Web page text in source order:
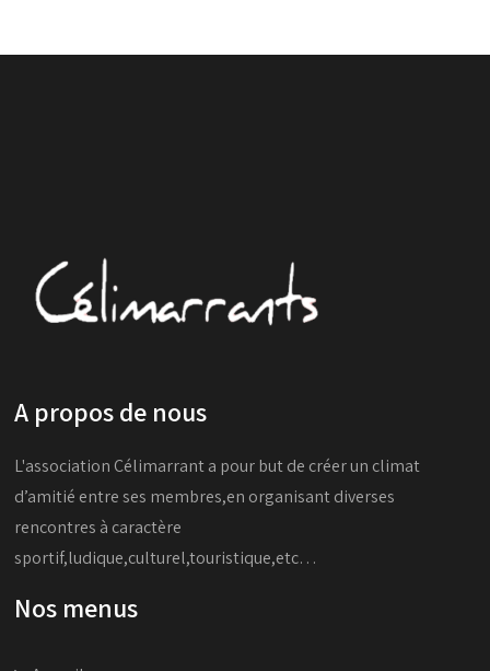
A propos de nous
L'association Célimarrant a pour but de créer un climat
d’amitié entre ses membres,en organisant diverses
rencontres à caractère
sportif,ludique,culturel,touristique,etc…
Nos menus